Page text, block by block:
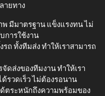
ายทาง
มีมาตรฐาน แข็งแรงทน ไม่
การใช้งาน
ถ ทั้งทีมส่ง ทำให้เราสามารถ
ดส่งของทีมงาน ทำให้เรา
รวดเร็ว ไม่ต้องรอนาน
ด้ตระหนักถึงความพร้อมของ